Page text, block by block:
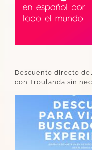
Descuento directo
con Troulanda sin